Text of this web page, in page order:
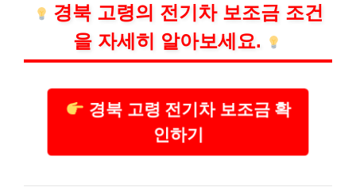
경북 고령의 전기차 보조금 조건
을 자세히 알아보세요.
경북 고령 전기차 보조금 확
인하기